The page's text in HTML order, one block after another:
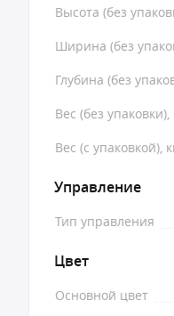
Высота (без
Ширина (без
Глубина (без
Вес (без упаковки),
Вес (с упаковкой),
Управление
Тип управления
Цвет
Основной цвет